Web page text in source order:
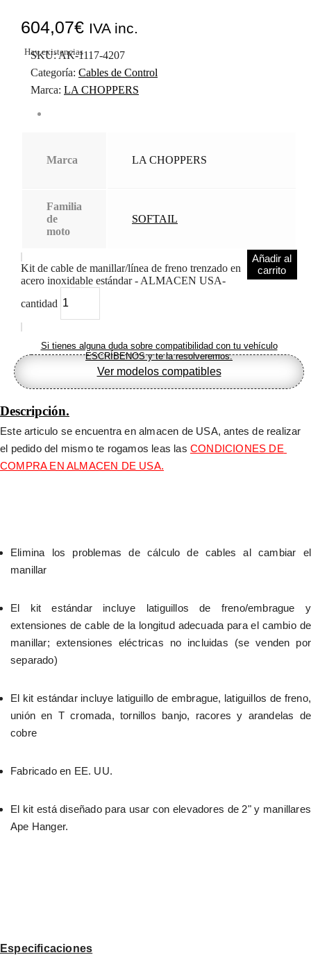
604,07€ IVA inc.
Hay existencias
SKU:AK-1117-4207
Categoría: Cables de Control
Marca: LA CHOPPERS
Marca LA CHOPPERS
Familia
de
moto
SOFTAIL
Kit de cable de manillar/línea de freno trenzado en
acero inoxidable estándar - ALMACEN USA-
cantidad
Añadir al
carrito
Si tienes alguna duda sobre compatibilidad con tu vehículo
ESCRÍBENOS y te la resolveremos.
Ver modelos compatibles
Descripción.
Este articulo se encuentra en almacen de USA, antes de realizar
el pedido del mismo te rogamos leas las CONDICIONES DE
COMPRA EN ALMACEN DE USA.
Elimina los problemas de cálculo de cables al cambiar el
manillar
El kit estándar incluye latiguillos de freno/embrague y
extensiones de cable de la longitud adecuada para el cambio de
manillar; extensiones eléctricas no incluidas (se venden por
separado)
El kit estándar incluye latiguillo de embrague, latiguillos de freno,
unión en T cromada, tornillos banjo, racores y arandelas de
cobre
Fabricado en EE. UU.
El kit está diseñado para usar con elevadores de 2" y manillares
Ape Hanger.
Especificaciones